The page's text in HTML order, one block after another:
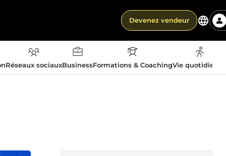
Devenez vendeur
Réseaux sociauxBusinessFormations & CoachingVie